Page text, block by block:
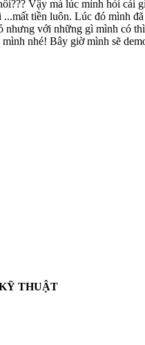
Vậy mà lúc mình hỏi cái
tiền luôn. Lúc đó mình
với những gì mình có
nhé! Bây giờ mình sẽ
THUẬT